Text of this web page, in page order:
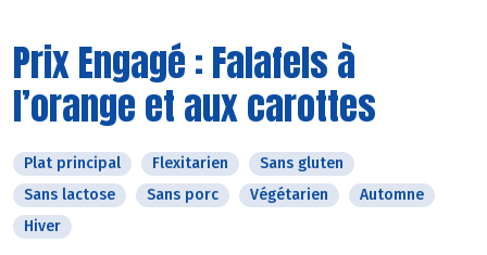
Prix Engagé : Falafels à
l’orange et aux carottes
Plat principal Flexitarien
Sans gluten
Sans lactose
Sans porc Végétarien
Automne
Hiver